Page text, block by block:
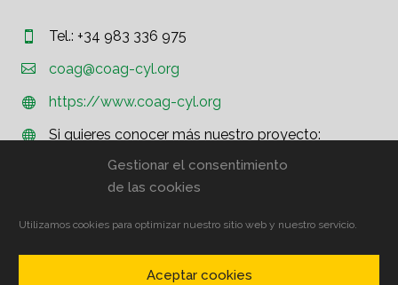
Gestionar el consentimiento
de las cookies
Utilizamos cookies para optimizar nuestro sitio web y nuestro servicio.
Aceptar cookies

 Tel.: +34 983 336 975

 coag@coag-cyl.org

 https://www.coag-cyl.org


Si quieres conocer más nuestro proyecto:
http://www.coag.org
© COAG CyL – Aviso Legal